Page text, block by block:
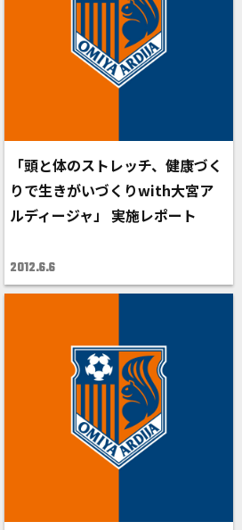
「頭と体のストレッチ、健康づく
りで生きがいづくりwith大宮ア
ルディージャ」 実施レポート
2012.6.6